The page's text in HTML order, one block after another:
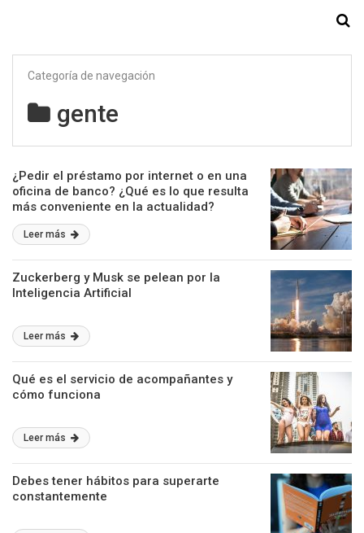
Categoría de navegación
gente
¿Pedir el préstamo por internet o en una
oficina de banco? ¿Qué es lo que resulta
más conveniente en la actualidad?
Leer más
Zuckerberg y Musk se pelean por la
Inteligencia Artificial
Leer más
Qué es el servicio de acompañantes y
cómo funciona
Leer más
Debes tener hábitos para superarte
constantemente